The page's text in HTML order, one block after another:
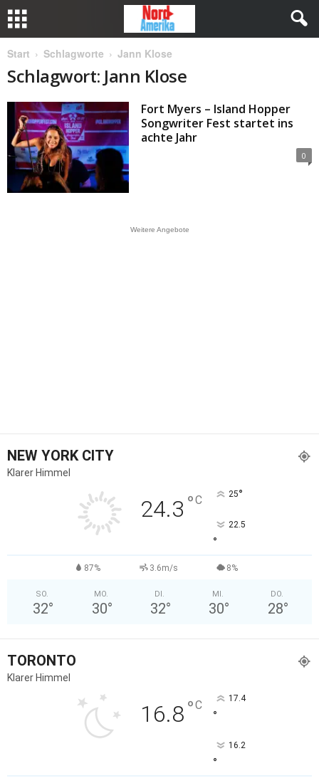
Start Schlagworte Jann Klose
Schlagwort: Jann Klose
Fort Myers – Island Hopper
Songwriter Fest startet ins
achte Jahr
0
Weitere Angebote
NEW YORK CITY
Klarer Himmel
24.3 °C 25°
22.5
°
87% 3.6m/s 8%
SO.
32°
MO.
30°
DI.
32°
MI.
30°
DO.
28°
TORONTO
Klarer Himmel
16.8°C 17.4
°
16.2
°